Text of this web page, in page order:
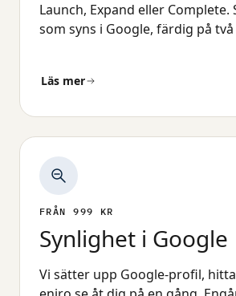
Launch, Expand eller Complete.
som syns i Google, färdig på två
Läs mer
FRÅN 999 KR
Synlighet i Google
Vi sätter upp Google-profil,